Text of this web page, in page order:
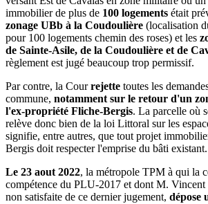
immobilier de plus de 100 logements était
zonage UBb à la Coudoulière (localisation
pour 100 logements chemin des roses) et les
de Sainte-Asile, de la Coudoulière et de
règlement est jugé beaucoup trop permissif.
Par contre, la Courrejette toutes les
commune, notamment sur le retour d'un
l'ex-propriété Fliche-Bergis. La parcelle où
relève donc bien de la loi Littoral sur les
signifie, entre autres, que tout projet
Bergis doit respecter l'emprise du bâti existant.
Le 23 aout 2022, la métropole TPM à qui la
compétence du PLU-2017 et dont M. Vincent
non satisfaite de ce dernier jugement, dépose